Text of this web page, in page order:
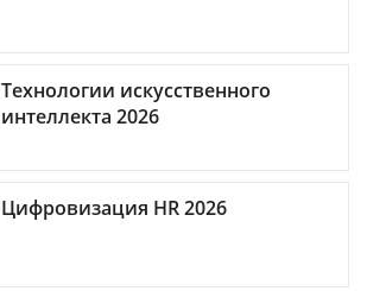
Технологии искусственного
интеллекта 2026
Цифровизация HR 2026